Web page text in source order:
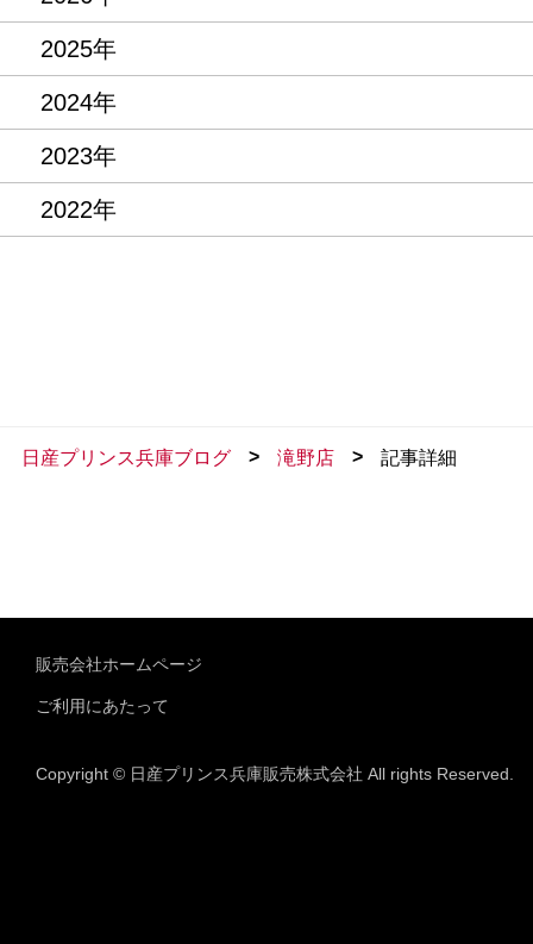
2025年
2024年
2023年
2022年
日産プリンス兵庫ブログ > 滝野店 > 記事詳細
販売会社ホームページ
ご利用にあたって
Copyright © 日産プリンス兵庫販売株式会社 All rights Reserved.